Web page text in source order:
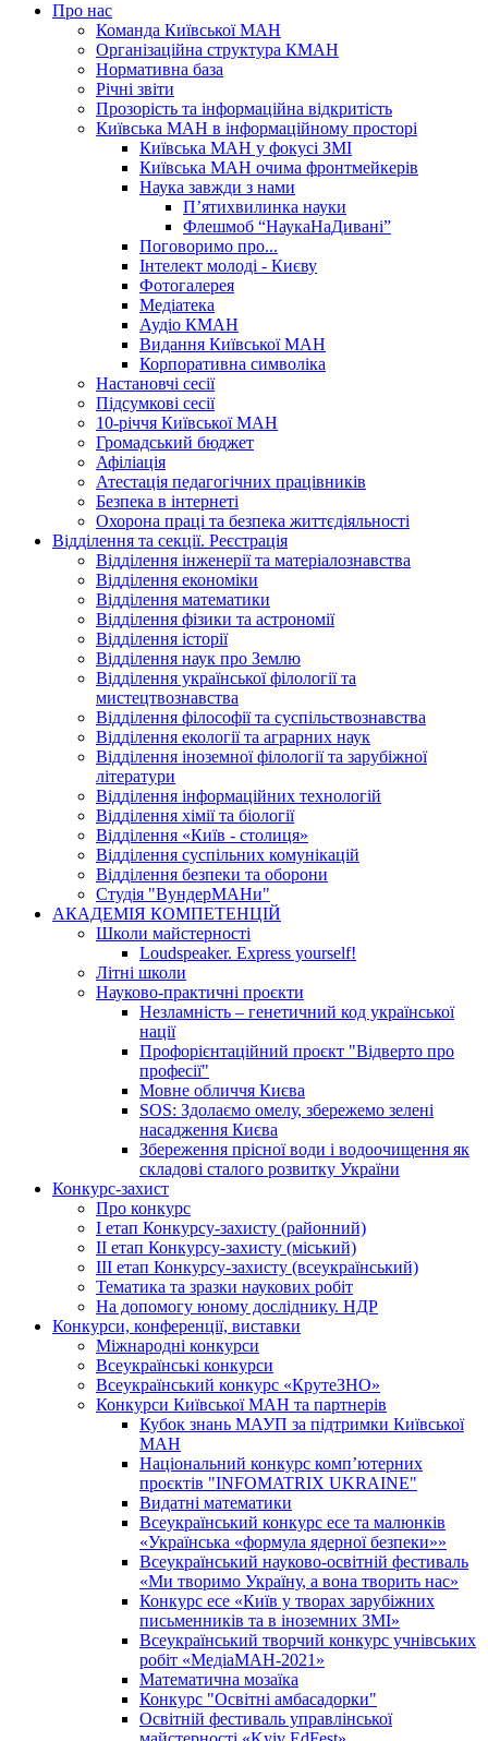
Про нас
Команда Київської МАН
Організаційна структура КМАН
Нормативна база
Річні звіти
Прозорість та інформаційна відкритість
Київська МАН в інформаційному просторі
Київська МАН у фокусі ЗМІ
Київська МАН очима фронтмейкерів
Наука завжди з нами
П’ятихвилинка науки
Флешмоб “НаукаНаДивані”
Поговоримо про...
Інтелект молоді - Києву
Фотогалерея
Медіатека
Аудіо КМАН
Видання Київської МАН
Корпоративна символіка
Настановчі сесії
Підсумкові сесії
10-річчя Київської МАН
Громадський бюджет
Афіліація
Атестація педагогічних працівників
Безпека в інтернеті
Охорона праці та безпека життєдіяльності
Відділення та секції. Реєстрація
Відділення інженерії та матеріалознавства
Відділення економіки
Відділення математики
Відділення фізики та астрономії
Відділення історії
Відділення наук про Землю
Відділення української філології та
мистецтвознавства
Відділення філософії та суспільствознавства
Відділення екології та аграрних наук
Відділення іноземної філології та зарубіжної
літератури
Відділення інформаційних технологій
Відділення хімії та біології
Відділення «Київ - столиця»
Відділення суспільних комунікацій
Відділення безпеки та оборони
Студія "ВундерМАНи"
АКАДЕМІЯ КОМПЕТЕНЦІЙ
Школи майстерності
Loudspeaker. Express yourself!
Літні школи
Науково-практичні проєкти
Незламність – генетичний код української
нації
Профорієнтаційний проєкт "Відверто про
професії"
Мовне обличчя Києва
SOS: Здолаємо омелу, збережемо зелені
насадження Києва
Збереження прісної води і водоочищення як
складові сталого розвитку України
Конкурс-захист
Про конкурс
І етап Конкурсу-захисту (районний)
ІІ етап Конкурсу-захисту (міський)
ІІІ етап Конкурсу-захисту (всеукраїнський)
Тематика та зразки наукових робіт
На допомогу юному досліднику. НДР
Конкурси, конференції, виставки
Міжнародні конкурси
Всеукраїнські конкурси
Всеукраїнський конкурс «КрутеЗНО»
Конкурси Київської МАН та партнерів
Кубок знань МАУП за підтримки Київської
МАН
Національний конкурс комп’ютерних
проєктів "INFOMATRIX UKRAINE"
Видатні математики
Всеукраїнський конкурс есе та малюнків
«Українська «формула ядерної безпеки»»
Всеукраїнський науково-освітній фестиваль
«Ми творимо Україну, а вона творить нас»
Конкурс есе «Київ у творах зарубіжних
письменників та в іноземних ЗМІ»
Всеукраїнський творчий конкурс учнівських
робіт «МедіаМАН-2021»
Математична мозаїка
Конкурс "Освітні амбасадорки"
Освітній фестиваль управлінської